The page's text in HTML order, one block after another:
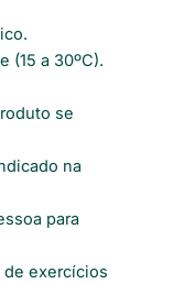
(15 a 30ºC).
se
na
para
de exercícios